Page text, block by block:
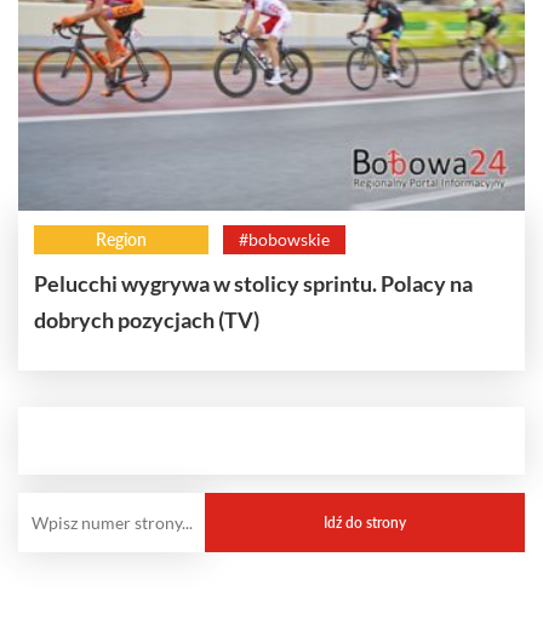
Region #bobowskie
Pelucchi wygrywa w stolicy sprintu. Polacy na
dobrych pozycjach (TV)